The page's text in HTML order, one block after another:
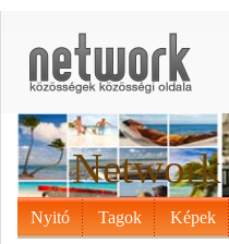
Nyitó Tagok Képek